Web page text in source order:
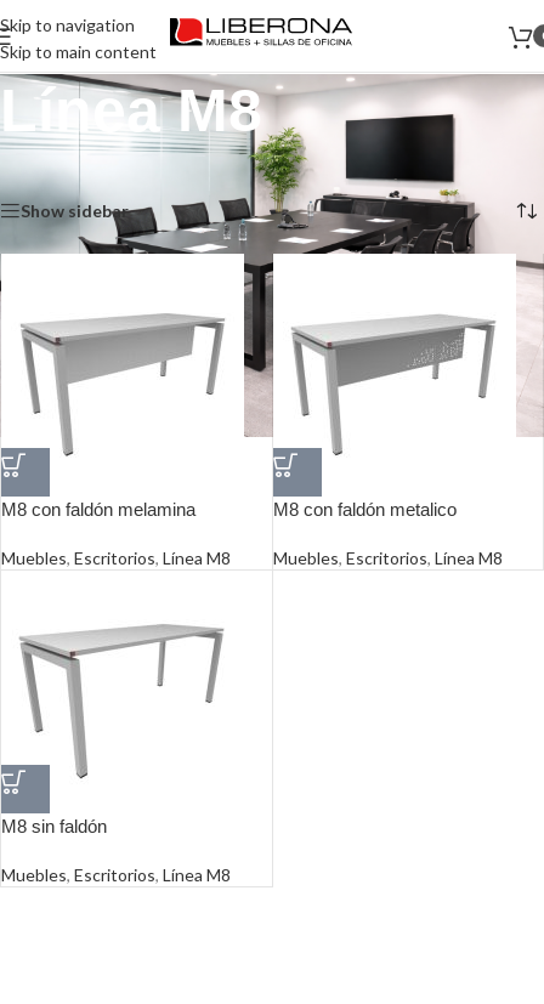
Skip to navigation
Skip to main content
Línea M8
Escritorios/Línea M8
Show sidebar
M8 con faldón melamina
Muebles, Escritorios, Línea M8
M8 con faldón metalico
Muebles, Escritorios, Línea M8
M8 sin faldón
Muebles, Escritorios, Línea M8